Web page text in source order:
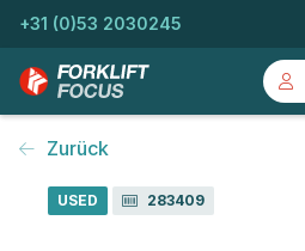
+31 (0)53 2030245
Zurück
USED 283409